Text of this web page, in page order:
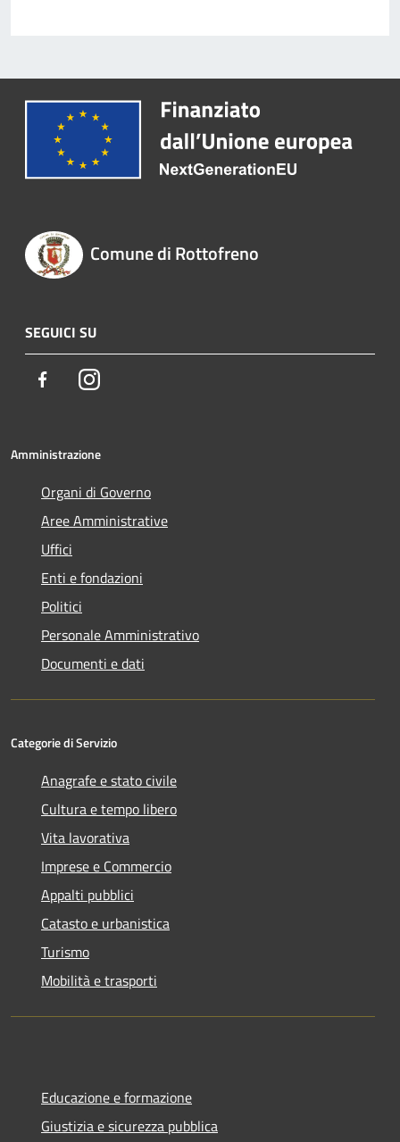
Comune di Rottofreno
SEGUICI SU
FacebookInstagram
Amministrazione
Organi di Governo
Aree Amministrative
Uffici
Enti e fondazioni
Politici
Personale Amministrativo
Documenti e dati
Categorie di Servizio
Anagrafe e stato civile
Cultura e tempo libero
Vita lavorativa
Imprese e Commercio
Appalti pubblici
Catasto e urbanistica
Turismo
Mobilità e trasporti
Educazione e formazione
Giustizia e sicurezza pubblica